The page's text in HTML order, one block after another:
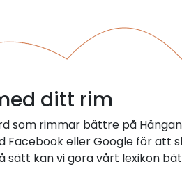
ditt rim
som rimmar bättre på
Facebook eller Google för att
sätt kan vi göra vårt lexikon